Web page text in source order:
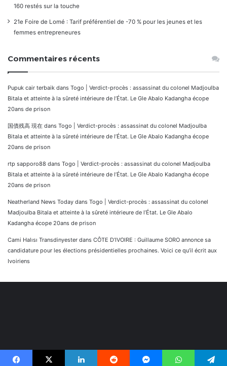
160 restés sur la touche
21e Foire de Lomé : Tarif préférentiel de -70 % pour les jeunes et les
femmes entrepreneures
Commentaires récents
Pupuk cair terbaik dans Togo | Verdict-procès : assassinat du colonel Madjoulba
Bitala et atteinte à la sûreté intérieure de l’État. Le Gle Abalo Kadangha écope
20ans de prison
国債残高 現在 dans Togo | Verdict-procès : assassinat du colonel Madjoulba
Bitala et atteinte à la sûreté intérieure de l’État. Le Gle Abalo Kadangha écope
20ans de prison
rtp sapporo88 dans Togo | Verdict-procès : assassinat du colonel Madjoulba
Bitala et atteinte à la sûreté intérieure de l’État. Le Gle Abalo Kadangha écope
20ans de prison
Neatherland News Today dans Togo | Verdict-procès : assassinat du colonel
Madjoulba Bitala et atteinte à la sûreté intérieure de l’État. Le Gle Abalo
Kadangha écope 20ans de prison
Cami Halısı Transdinyester dans CÔTE D’IVOIRE : Guillaume SORO annonce sa
candidature pour les élections présidentielles prochaines. Voici ce qu’il écrit aux
Ivoiriens